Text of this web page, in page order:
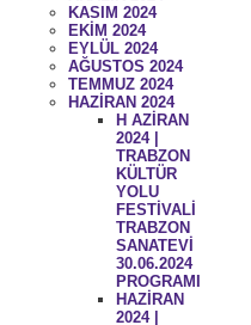
KASIM 2024
EKİM 2024
EYLÜL 2024
AĞUSTOS 2024
TEMMUZ 2024
HAZİRAN 2024
H AZİRAN
2024 |
TRABZON
KÜLTÜR
YOLU
FESTİVALİ
TRABZON
SANATEVİ
30.06.2024
PROGRAMI
HAZİRAN
2024 |